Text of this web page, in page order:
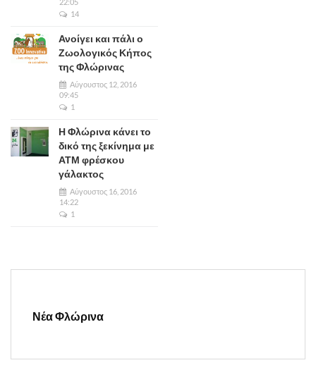
14
Ανοίγει και πάλι ο
Ζωολογικός Κήπος
της Φλώρινας
Αύγουστος 12, 2016
09:45
1
Η Φλώρινα κάνει το
δικό της ξεκίνημα με
ΑΤΜ φρέσκου
γάλακτος
Αύγουστος 16, 2016
14:22
1
Νέα Φλώρινα